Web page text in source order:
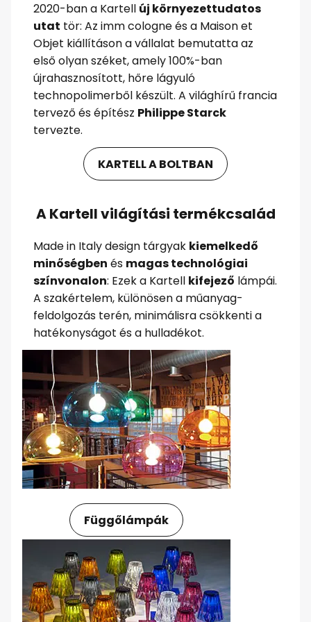
2020-ban a Kartell új környezettudatos
utat tör: Az imm cologne és a Maison et
Objet kiállításon a vállalat bemutatta az
első olyan széket, amely 100%-ban
újrahasznosított, hőre lágyuló
technopolimerből készült. A világhírű francia
tervező és építész Philippe Starck
tervezte.
KARTELL A BOLTBAN
A Kartell világítási termékcsalád
Made in Italy design tárgyak kiemelkedő
minőségben és magas technológiai
színvonalon: Ezek a Kartell kifejező lámpái.
A szakértelem, különösen a műanyag-
feldolgozás terén, minimálisra csökkenti a
hatékonyságot és a hulladékot.
Függőlámpák